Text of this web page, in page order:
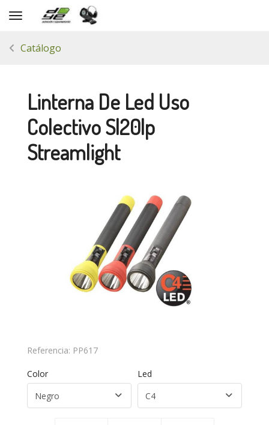
Toggle navigation
Catálogo
Linterna De Led Uso
Colectivo Sl20lp
Streamlight
Referencia: PP617
Color Led